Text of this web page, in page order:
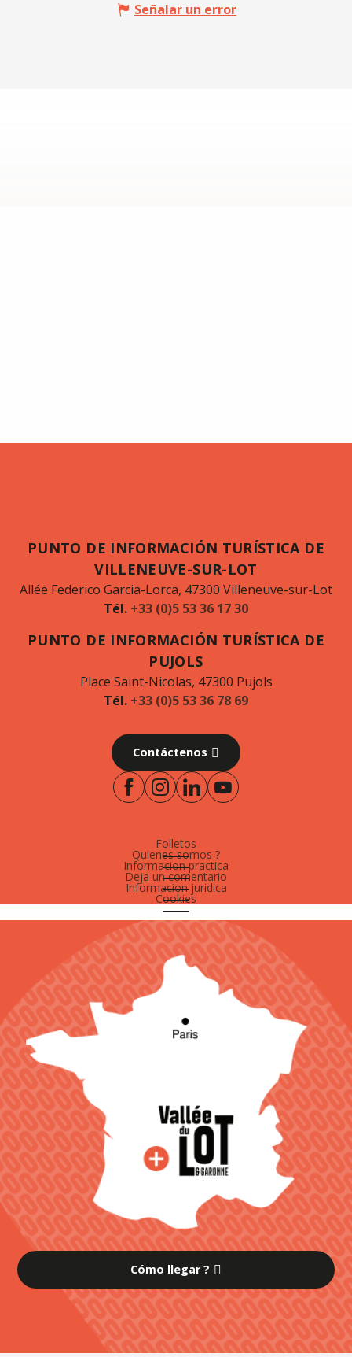
Señalar un error
PUNTO DE INFORMACIÓN TURÍSTICA DE
VILLENEUVE-SUR-LOT
Allée Federico Garcia-Lorca, 47300 Villeneuve-sur-Lot
Tél. +33 (0)5 53 36 17 30
PUNTO DE INFORMACIÓN TURÍSTICA DE
PUJOLS
Place Saint-Nicolas, 47300 Pujols
Tél. +33 (0)5 53 36 78 69
Contáctenos
Folletos
Quienes somos ?
Informacion practica
Deja un comentario
Informacion juridica
Cookies
Cómo llegar ?